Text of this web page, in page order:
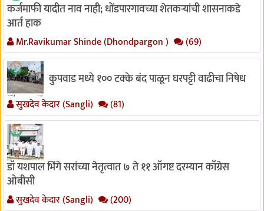
कर्जमाफी यादीत नाव नाही; धोंडपारगावच्या शेतकऱ्यांची शासनाकडे
आर्त हाक
Mr.Ravikumar Shinde (Dhondpargon ) (69)
कुपवाड मध्ये १०० टक्के बंद पाळून घरपट्टी वाढीचा निषेध
सुखदेव केदार (Sangli) (81)
डॉ यशपाल भिंगे सरांच्या नेतृत्वात ७ ते ११ ऑगष्ट दरम्यान काँग्रेस
ओबीसी
सुखदेव केदार (Sangli) (200)